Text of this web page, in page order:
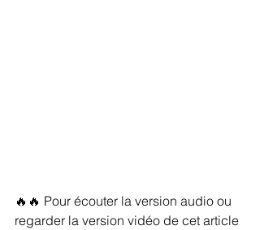
🔥🔥 Pour écouter la version audio ou
regarder la version vidéo de cet article